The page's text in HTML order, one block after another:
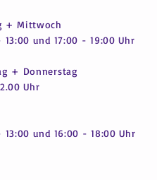
+ Mittwoch
und 17:00 - 19:00 Uhr
+ Donnerstag
Uhr
und 16:00 - 18:00 Uhr